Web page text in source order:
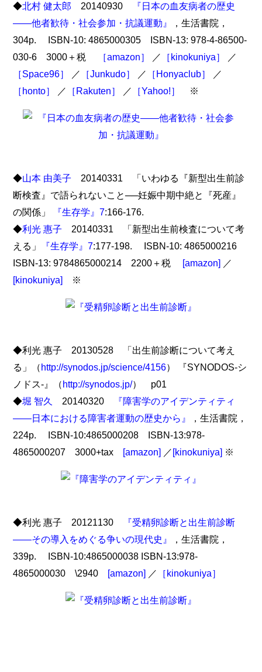
◆北村 健太郎 20140930
『日本の血友病者の歴史
――他者歓待・社会参加・抗議運動』
，生活書院，
304p. ISBN-10: 4865000305 ISBN-13: 978-4-86500-
030-6 3000＋税
［amazon］ ／ ［kinokuniya］
／
［Space96］
／ ［Junkudo］ ／ ［Honyaclub］
／
［honto］
／ ［Rakuten］ ／ ［Yahoo!］ ※
◆山本 由美子 20140331 「いわゆる『新型出生前診
断検査』で語られないこと──妊娠中期中絶と『死産』
の関係」
『生存学』7:166-176.
◆利光 惠子 20140331 「新型出生前検査について考
える」
『生存学』7:177-198. ISBN-10: 4865000216
ISBN-13: 9784865000214 2200＋税 [amazon] ／
[kinokuniya] ※
◆利光 惠子 20130528 「出生前診断について考え
る」（http://synodos.jp/science/4156） 『SYNODOS-シ
ノドス-』（http://synodos.jp/） p01
◆堀 智久 20140320
『障害学のアイデンティティ
――日本における障害者運動の歴史から』
，生活書院，
224p. ISBN-10:4865000208 ISBN-13:978-
4865000207 3000+tax [amazon] ／[kinokuniya] ※
◆利光 惠子 20121130
『受精卵診断と出生前診断
――その導入をめぐる争いの現代史』
，生活書院，
339p. ISBN-10:4865000038 ISBN-13:978-
4865000030 \2940 [amazon] ／ ［kinokuniya］